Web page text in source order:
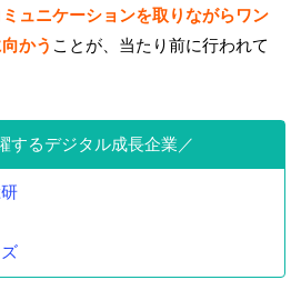
ュニケーションを取りながらワン
かう ことが、当たり前に行われて
するデジタル成長企業